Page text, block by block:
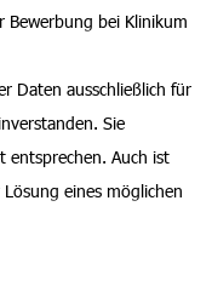
Bewerbung bei Klinikum
Daten ausschließlich für
Sie
entsprechen. Auch ist
eines möglichen